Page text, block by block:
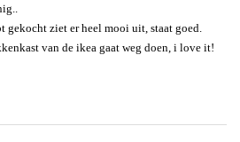
gekocht ziet er heel mooi uit, staat goed.
van de ikea gaat weg doen, i love it!